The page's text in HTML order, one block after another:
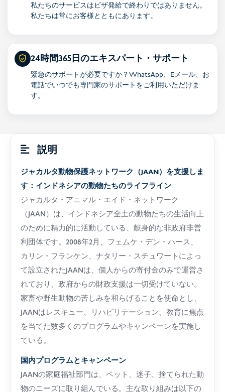
私たちのサービスはビザ発給で終わりではありません。
私たちは常にお客様とともにあります。
24時間365日のエキスパート・サポート
緊急のサポートが必要ですか？WhatsApp、Eメール、お
電話でいつでも専門家のサポートをご利用いただけま
す。
説明
ジャカルタ動物保護ネットワーク（JAAN）を支援しま
す：インドネシアの動物たちのライフライン
ジャカルタ・アニマル・エイド・ネットワーク
（JAAN）は、インドネシア全土の動物たちの生活向上
のために精力的に活動している、献身的な非政府非営
利団体です。2008年2月、フェムケ・デン・ハース、
カリン・フランケン、ナタリー・スチュワートによっ
て設立されたJAANは、個人からの寄付金のみで運営さ
れており、政府からの財政支援は一切受けていない。
家畜や野生動物の苦しみを和らげることを使命とし、
JAANはレスキュー、リハビリテーション、教育に焦点
を当てた数多くのプログラムやキャンペーンを実施し
ている。
国内プログラムとキャンペーン
JAANの家庭福祉部門は、ペット、迷子、捨てられた動
物のニーズに取り組んでいる。主な取り組みは以下の